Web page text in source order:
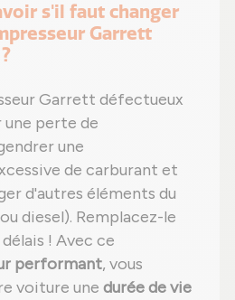
s'il faut changer
Garrett
Garrett défectueux
perte de
une
de carburant et
d'autres éléments du
diesel). Remplacez-le
! Avec ce
performant, vous
voiture une durée de vie